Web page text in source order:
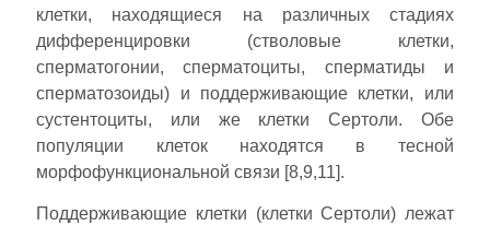
клетки, находящиеся на различных стадиях
дифференцировки (стволовые клетки,
сперматогонии, сперматоциты, сперматиды и
сперматозоиды) и поддерживающие клетки, или
сустентоциты, или же клетки Сертоли. Обе
популяции клеток находятся в тесной
морфофункциональной связи [8,9,11].
Поддерживающие клетки (клетки Сертоли) лежат